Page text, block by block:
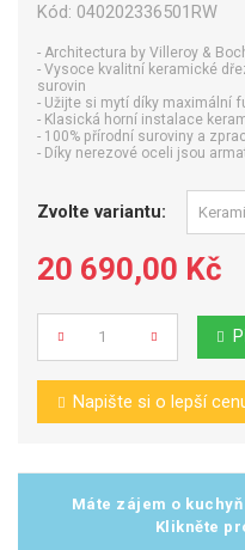
Kód: 040202336501RW
- Architectura by Villeroy &
- Vysoce kvalitní keramické
surovin
- Užijte si mytí díky maximální
- Klasická horní instalace
- 100% přírodní suroviny a
- Díky nerezové oceli jsou
Zvolte variantu:
20 690,00 Kč
Počet
Napište si o lepší
Máte zájem o
Klikněte